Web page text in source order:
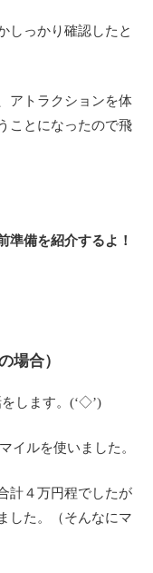
しっかり確認したと
アトラクションを体
ことになったので飛
準備を紹介するよ！
場合）
します。(‘◇’)ゞ
イルを使いました。
計４万円程でしたが
した。（そんなにマ